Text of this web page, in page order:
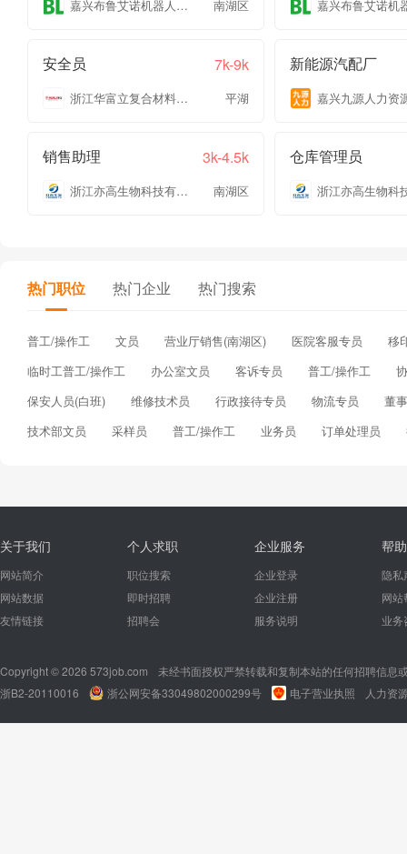
嘉兴布鲁艾诺机器人有限公司 南湖区
安全员 7k-9k
浙江华富立复合材料有限公司 平湖
新能源汽配厂
销售助理 3k-4.5k
浙江亦高生物科技有限公司 南湖区
仓库管理员
热门职位 热门企业 热门搜索
普工/操作工 文员 营业厅销售(南湖区) 医院客服专员
移
临时工普工/操作工
办公室文员 客诉专员 普工/操作工
保安人员(白班)
维修技术员 行政接待专员 物流专员
董
技术部文员
采样员 普工/操作工 业务员 订单处理员
关于我们
网站简介
网站数据
友情链接
个人求职
职位搜索
即时招聘
招聘会
企业服务
企业登录
企业注册
服务说明
帮
隐私
网站
业务
Copyright © 2026 573job.com
未经书面授权严禁转载和复制本站的任何招聘信息
浙B2-20110016
浙公网安备33049802000299号 电子营业执照 人力资